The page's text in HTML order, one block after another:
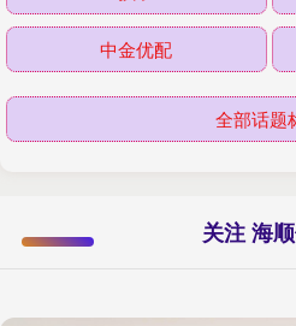
中金优配
全部话题
关注 海